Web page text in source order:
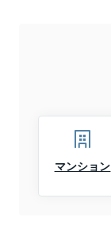
マンション